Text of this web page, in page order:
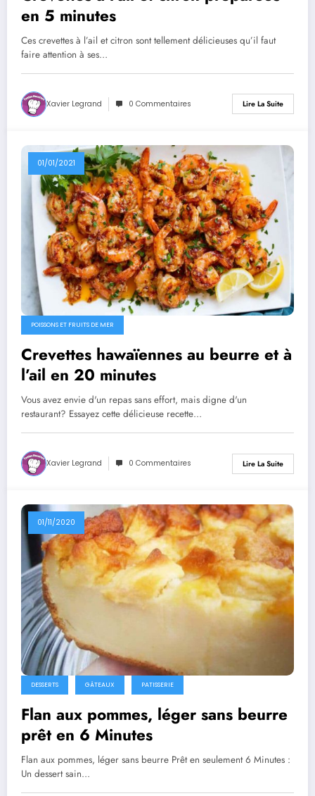
en 5 minutes
Ces crevettes à l’ail et citron sont tellement délicieuses qu’il faut
faire attention à ses…
Xavier Legrand 0 Commentaires Lire La Suite
01/01/2021
POISSONS ET FRUITS DE MER
Crevettes hawaïennes au beurre et à
l’ail en 20 minutes
Vous avez envie d'un repas sans effort, mais digne d'un
restaurant? Essayez cette délicieuse recette…
Xavier Legrand 0 Commentaires Lire La Suite
01/11/2020
DESSERTS GÂTEAUX PATISSERIE
Flan aux pommes, léger sans beurre
prêt en 6 Minutes
Flan aux pommes, léger sans beurre Prêt en seulement 6 Minutes :
Un dessert sain…